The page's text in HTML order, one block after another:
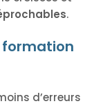
.
formation
d’erreurs